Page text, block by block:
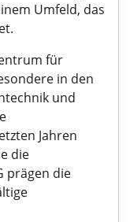
Umfeld, das
für
in den
und
Jahren
die
prägen die